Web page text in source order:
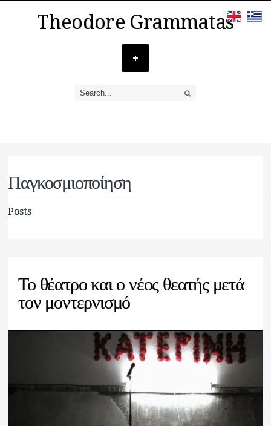
Theodore Grammatas
Παγκοσμιοποίηση
Posts
Το θέατρο και ο νέος θεατής μετά
τον μοντερνισμό